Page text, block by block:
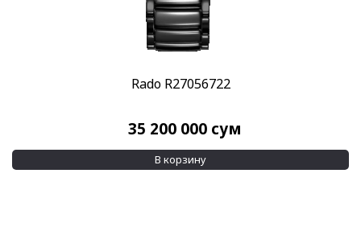
Rado R27056722
35 200 000 сум
В корзину